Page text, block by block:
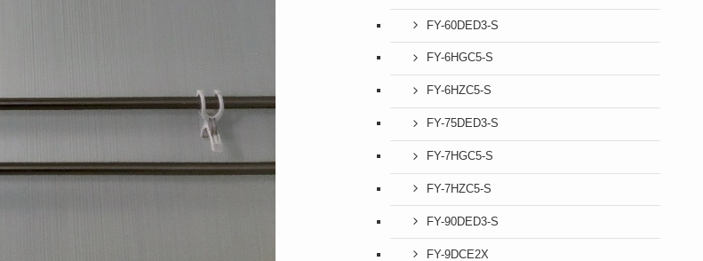
FY-60DED3-S
FY-6HGC5-S
FY-6HZC5-S
FY-75DED3-S
FY-7HGC5-S
FY-7HZC5-S
FY-90DED3-S
FY-9DCE2X